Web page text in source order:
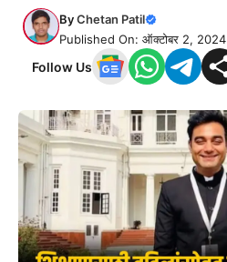
ByChetan Patil
Published On: ऑक्टोबर 2, 2024
Follow Us